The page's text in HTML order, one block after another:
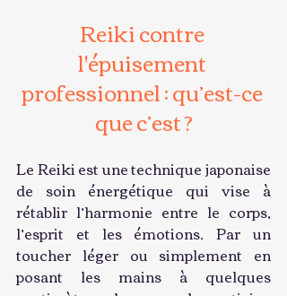
Reiki contre
l'épuisement
professionnel : qu’est-ce
que c’est ?
Le Reiki est une technique japonaise
de soin énergétique qui vise à
rétablir l’harmonie entre le corps,
l’esprit et les émotions. Par un
toucher léger ou simplement en
posant les mains à quelques